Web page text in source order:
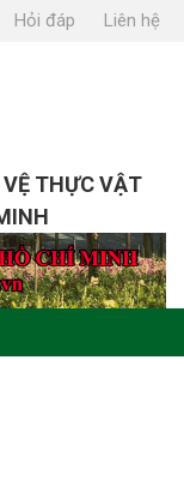
Hỏi đáp Liên hệ
VỆ THỰC VẬT